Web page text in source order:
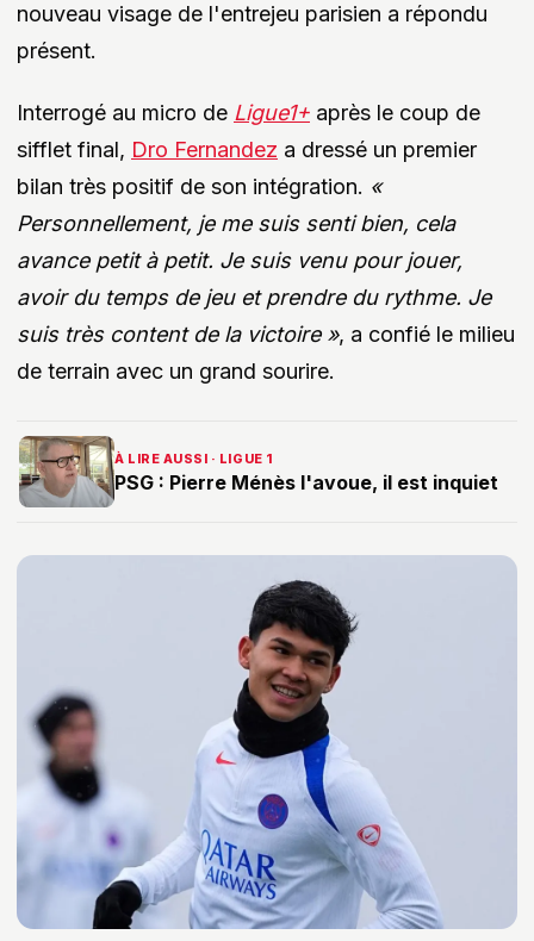
nouveau visage de l'entrejeu parisien a répondu
présent.
Interrogé au micro de Ligue1+ après le coup de
sifflet final, Dro Fernandez a dressé un premier
bilan très positif de son intégration. «
Personnellement, je me suis senti bien, cela
avance petit à petit. Je suis venu pour jouer,
avoir du temps de jeu et prendre du rythme. Je
suis très content de la victoire », a confié le milieu
de terrain avec un grand sourire.
À LIRE AUSSI · LIGUE 1
PSG : Pierre Ménès l'avoue, il est inquiet